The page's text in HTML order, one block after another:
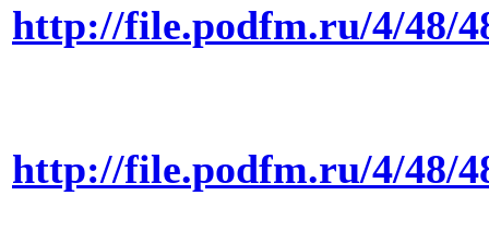
http://file.podfm.ru/4/48/
http://file.podfm.ru/4/48/